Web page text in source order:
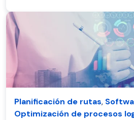
Planificación de rutas,
Optimización de procesos